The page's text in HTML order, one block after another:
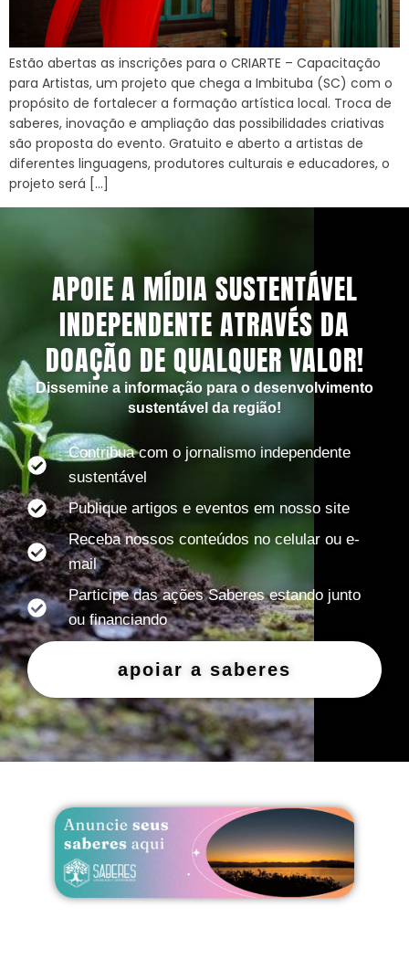
Estão abertas as inscrições para o CRIARTE – Capacitação
para Artistas, um projeto que chega a Imbituba (SC) com o
propósito de fortalecer a formação artística local. Troca de
saberes, inovação e ampliação das possibilidades criativas
são proposta do evento. Gratuito e aberto a artistas de
diferentes linguagens, produtores culturais e educadores, o
projeto será […]
APOIE A MÍDIA SUSTENTÁVEL
INDEPENDENTE ATRAVÉS DA
DOAÇÃO DE QUALQUER VALOR!
Dissemine a informação para o desenvolvimento
sustentável da região!
Contribua com o jornalismo independente
sustentável
Publique artigos e eventos em nosso site
Receba nossos conteúdos no celular ou e-
mail
Participe das ações Saberes estando junto
ou financiando
apoiar a saberes